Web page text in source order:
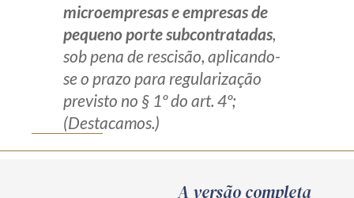
microempresas e empresas de
pequeno porte subcontratadas,
sob pena de rescisão, aplicando-
se o prazo para regularização
previsto no § 1º do art. 4º;
(Destacamos.)
A versão completa